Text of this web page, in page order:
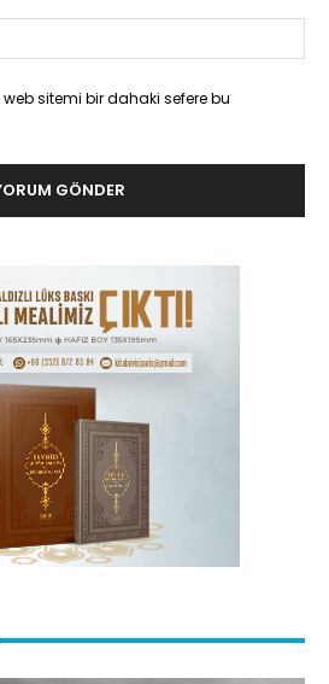
sitemi bir dahaki sefere bu